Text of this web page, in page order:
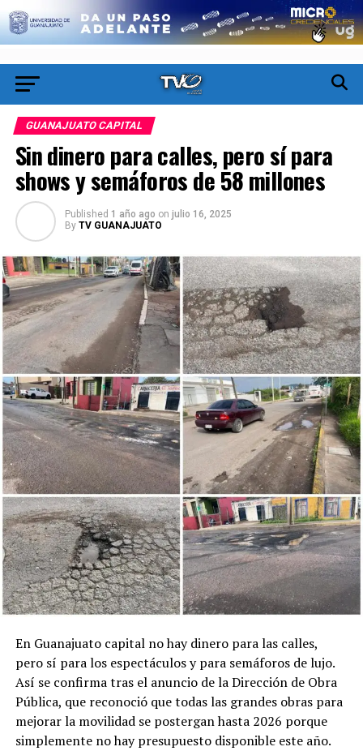
GUANAJUATO CAPITAL
Sin dinero para calles, pero sí para
shows y semáforos de 58 millones
Published 1 año ago on julio 16, 2025
By TV GUANAJUATO
En Guanajuato capital no hay dinero para las calles,
pero sí para los espectáculos y para semáforos de lujo.
Así se confirma tras el anuncio de la Dirección de Obra
Pública, que reconoció que todas las grandes obras para
mejorar la movilidad se postergan hasta 2026 porque
simplemente no hay presupuesto disponible este año.